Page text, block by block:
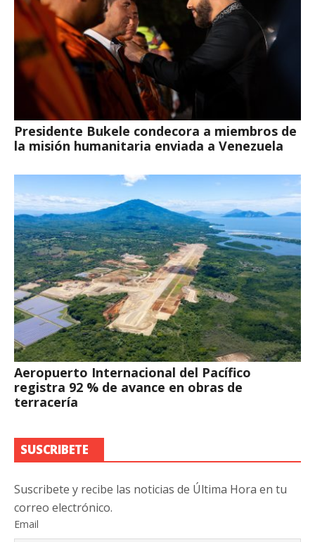
Presidente Bukele condecora a miembros de
la misión humanitaria enviada a Venezuela
Aeropuerto Internacional del Pacífico
registra 92 % de avance en obras de
terracería
SUSCRIBETE
Suscribete y recibe las noticias de Última Hora en tu
correo electrónico.
Email